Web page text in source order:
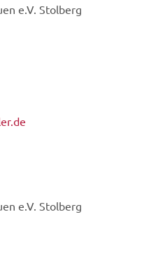
e.V. Stolberg
e.V. Stolberg